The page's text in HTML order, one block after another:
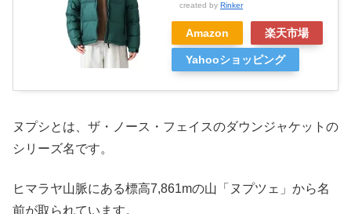
created by Rinker
Amazon 楽天市場
Yahooショッピング
ヌプシとは、ザ・ノース・フェイスのダウンジャケットの
シリーズ名です。
ヒマラヤ山脈にある標高7,861mの山「ヌプツェ」から名
前が取られています。